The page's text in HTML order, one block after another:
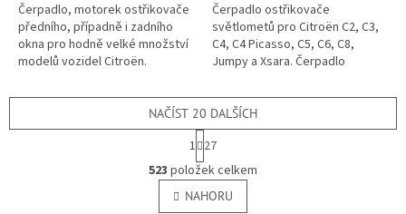
Čerpadlo, motorek ostřikovače
předního, případně i zadního
okna pro hodně velké množství
modelů vozidel Citroën.
Čerpadlo ostřikovače
světlometů pro Citroën C2, C3,
C4, C4 Picasso, C5, C6, C8,
Jumpy a Xsara. Čerpadlo
106, 405, 605, 1007, 207, 407,
807, Expert a...
O
v
l
NAČÍST 20 DALŠÍCH
S
t
r
á
n
1 27
523 položek celkem
NAHORU